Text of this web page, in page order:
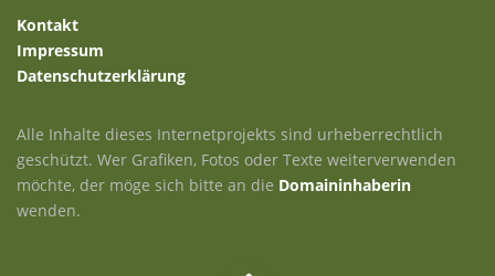
Kontakt
Impressum
Datenschutzerklärung
Alle Inhalte dieses Internetprojekts sind urheberrechtlich
geschützt. Wer Grafiken, Fotos oder Texte weiterverwenden
möchte, der möge sich bitte an die Domaininhaberin
wenden.